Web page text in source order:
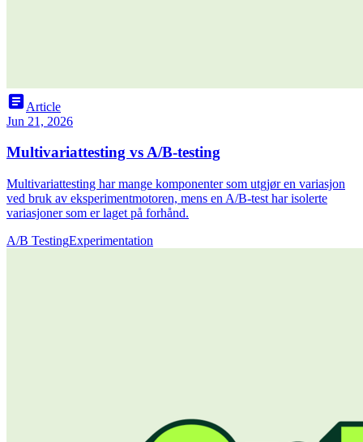
articleArticle
Jun 21, 2026
Multivariattesting vs A/B-testing
Multivariattesting har mange komponenter som utgjør en variasjon
ved bruk av eksperimentmotoren, mens en A/B-test har isolerte
variasjoner som er laget på forhånd.
A/B TestingExperimentation